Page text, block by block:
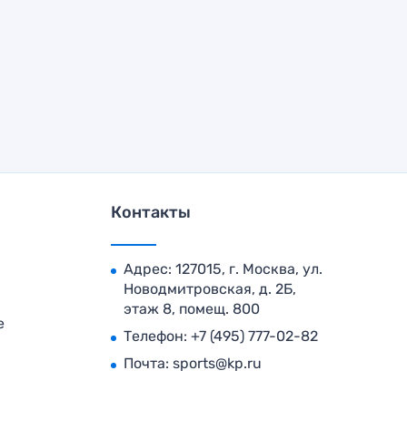
Контакты
Адрес: 127015, г. Москва, ул.
Новодмитровская, д. 2Б,
этаж 8, помещ. 800
Телефон: +7 (495) 777-02-82
Почта: sports@kp.ru